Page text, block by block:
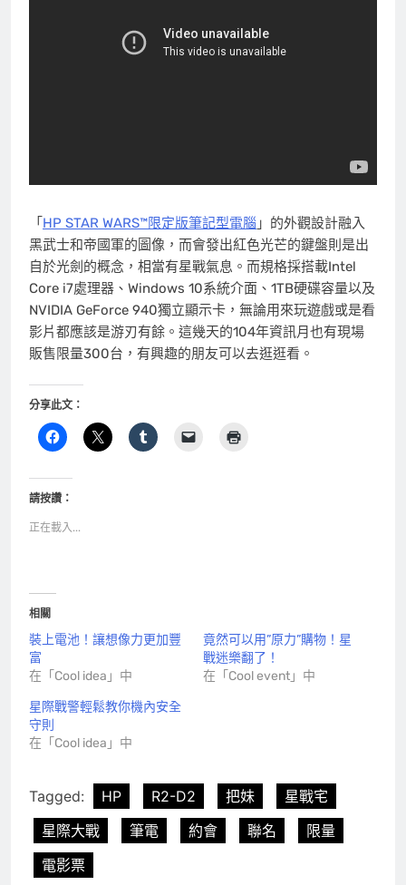
「 HP STAR WARS™限定版筆記型電腦 」的外觀設計融入
黑武士和帝國軍的圖像，而會發出紅色光芒的鍵盤則是出
自於光劍的概念，相當有星戰氣息。而規格採搭載Intel
Core i7處理器、Windows 10系統介面、1TB硬碟容量以及
NVIDIA GeForce 940獨立顯示卡，無論用來玩遊戲或是看
影片都應該是游刃有餘。這幾天的104年資訊月也有現場
販售限量300台，有興趣的朋友可以去逛逛看。
分享此文：
請按讚：
正在載入...
相關
裝上電池！讓想像力更加豐
富
在「Cool idea」中
竟然可以用”原力”購物！星
戰迷樂翻了！
在「Cool event」中
星際戰警輕鬆教你機內安全
守則
在「Cool idea」中
Tagged: HP R2-D2 把妹
星戰宅
星際大戰
筆電 約會 聯名
限量
電影票